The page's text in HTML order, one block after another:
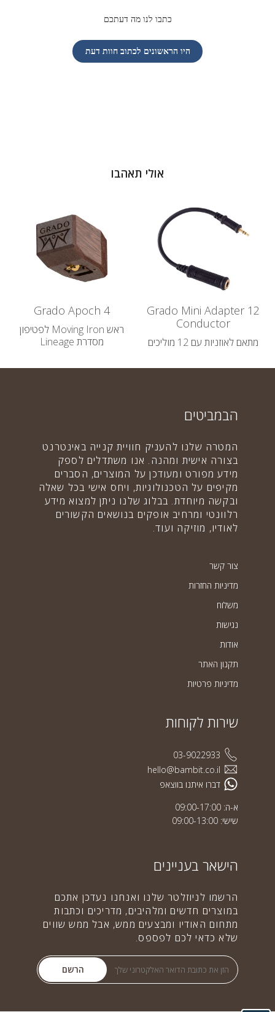
כתבו לנו מה דעתכם
היו הראשונים לכתוב חוות דעת
אולי תאהבו
Grado Mini Adapter 12
Conductor
מתאם לאוזניות עם 12 מוליכים
Grado Apoch 4
ראש Moving Iron לפטיפון
מסדרת Lineage
הבמביטים
המטרה שלנו להעניק חוויית קנייה באינטרנט
בצורה אישית ומהנה. אנו משתדלים לספק
מידע מפורט ומעודכן על המוצרים, הסברים
מקיפים על הטכנולוגיות, ויחס אישי בכל שאלה
ובקשה מיוחדת. בבלוג שלנו ניתן למצוא מידע
רלוונטי ומרחיב אופקים בנושאים הקשורים
לאודיו, מוזיקה ועוד.
צור קשר
מדיניות החזרות
משלוח
נגישות
אודות
תקנון האתר
מדיניות פרטיות
שירות לקוחות
03-9022933
hello@bambit.co.il
דברו איתנו בווצאפ
א-ה: 09:00-17:00
שישי: 09:00-13:00
הישאר בעניינים
הרשמו לניוזלטר שלנו ואנחנו נעדכן אתכם
במוצרים חדשים ומלהיבים, מדריכים וכתבות
מתחום האודיו ומבצעים ממש, אבל ממש שווים
שלא כדאי לכם לפספס.
הרשם